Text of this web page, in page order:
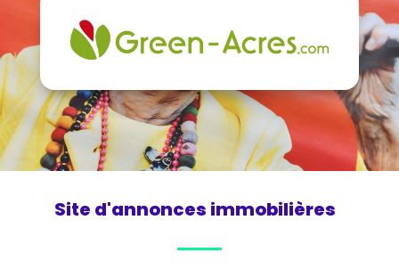
Site d'annonces immobilières